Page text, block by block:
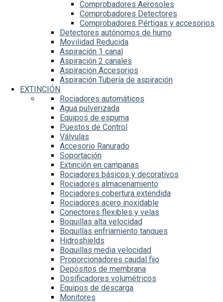
Comprobadores Aerosoles
Comprobadores Detectores
Comprobadores Pértigas y accesorios
Detectores autónomos de humo
Movilidad Reducida
Aspiración 1 canal
Aspiración 2 canales
Aspiración Accesorios
Aspiración Tubería de aspiración
EXTINCIÓN
Rociadores automáticos
Agua pulverizada
Equipos de espuma
Puestos de Control
Válvulas
Accesorio Ranurado
Soportación
Extinción en campanas
Rociadores básicos y decorativos
Rociadores almacenamiento
Rociadores cobertura extendida
Rociadores acero inoxidable
Conectores flexibles y velas
Boquillas alta velocidad
Boquillas enfriamiento tanques
Hidroshields
Boquillas media velocidad
Proporcionadores caudal fijo
Depósitos de membrana
Dosificadores volumétricos
Equipos de descarga
Monitores